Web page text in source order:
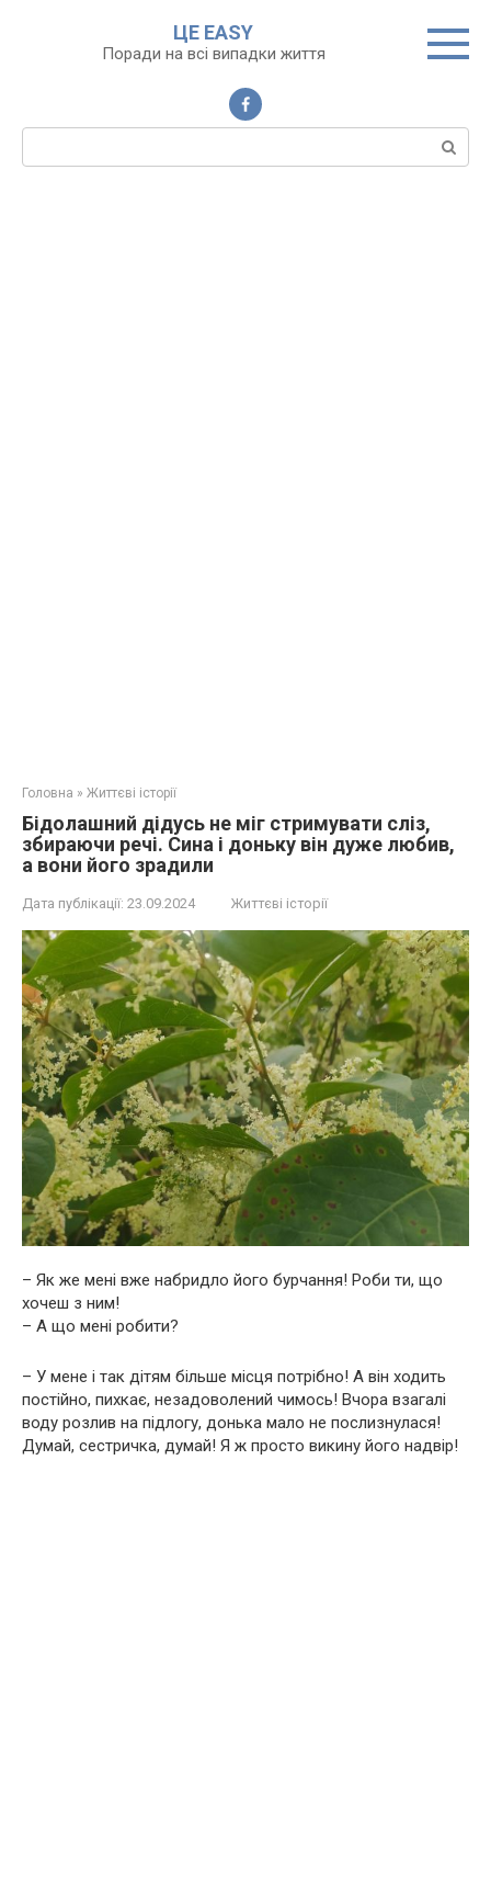
ЦЕ EASY
Поради на всі випадки життя
Пошук:
Головна » Життєві історії
Бідолашний дідусь не міг стримувати сліз,
збираючи речі. Сина і доньку він дуже любив,
а вони його зрадили
Дата публікації: 23.09.2024 Життєві історії
– Як же мені вже набридло його бурчання! Роби ти, що
хочеш з ним!
– А що мені робити?
– У мене і так дітям більше місця потрібно! А він ходить
постійно, пихкає, незадоволений чимось! Вчора взагалі
воду розлив на підлогу, донька мало не послизнулася!
Думай, сестричка, думай! Я ж просто викину його надвір!